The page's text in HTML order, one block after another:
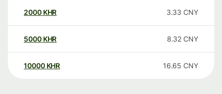
2000 KHR 3.33 CNY
5000 KHR 8.32 CNY
10000 KHR 16.65 CNY